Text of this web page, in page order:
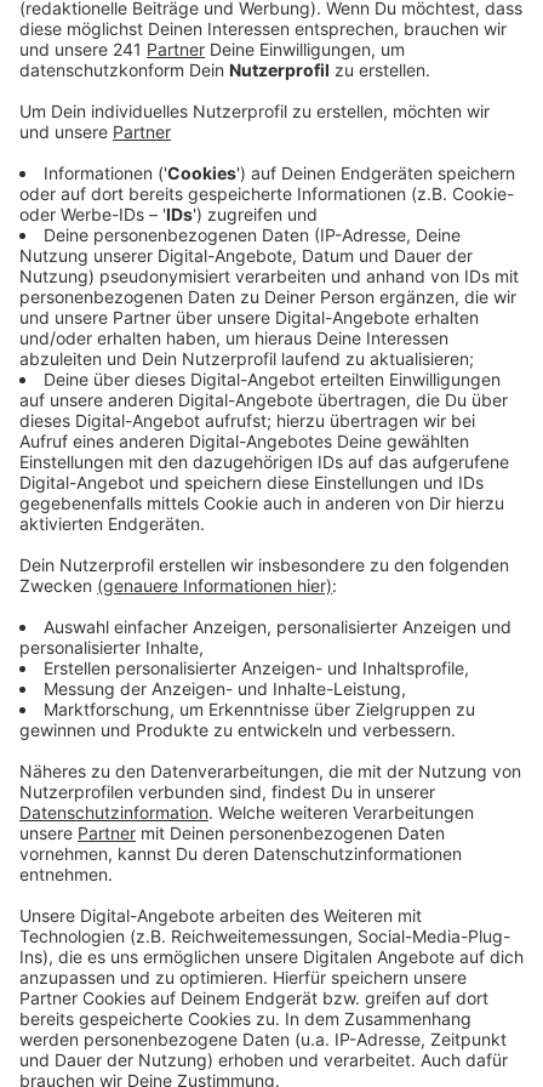
Anzeige
unter einem Vorwand in das Parkhaus der LVR-
Klinik in Bonn gelockt haben. Da soll sie ihm mit
einem mitgebrachten Messer aufgelauert haben,
steht in der Anklage.
Veröffentlicht:Montag, 23.03.2026 06:03
Anzeige
Die damals 15-Jährige soll ihrem Opfer
aufgelauert haben - nur der Zufall rettete
sein Leben
Anzeige
Sie habe dann auf ihr arg- und wehrloses Opfer
mindestens zwölfmal eingestochen. Das Mädchen soll
dann gegangen sein, wobei sie davon ausging, dass ihr
Opfer schon tot war. Das zumindest sagt die
tatsächlich Lebensgefahr. Er konnte aber in einer
stundenlangen Notoperation gerettet werden. Ein
Zeuge hatte ihn rechtzeitig gefunden. Der Prozess am
Bonner Landgericht ist nicht öffentlich. Er wird bis
Mitte Mai fortgesetzt.
Anzeige
Anzeige